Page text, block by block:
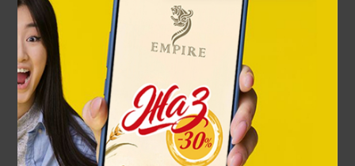
Анар бағы шай жұбы 1 кісілік
23 900 ₸